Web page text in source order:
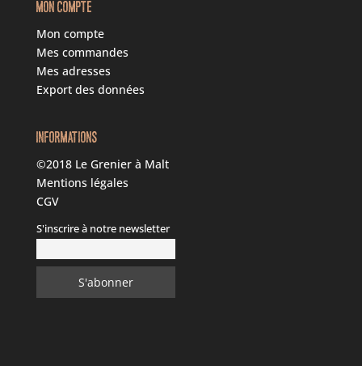
MON COMPTE
Mon compte
Mes commandes
Mes adresses
Export des données
INFORMATIONS
©2018 Le Grenier à Malt
Mentions légales
CGV
S'inscrire à notre newsletter